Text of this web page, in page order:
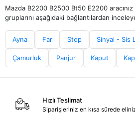
Mazda B2200 B2500 Bt50 E2200
gruplarını aşağıdaki bağlantılardan
Ayna Far Stop Sinyal - Sis
Çamurluk Panjur Kaput
Hızlı Teslimat
Siparişleriniz en kısa sürede